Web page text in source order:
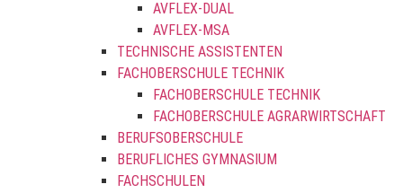
AVFLEX-DUAL
AVFLEX-MSA
TECHNISCHE ASSISTENTEN
FACHOBERSCHULE TECHNIK
FACHOBERSCHULE TECHNIK
FACHOBERSCHULE AGRARWIRTSCHAFT
BERUFSOBERSCHULE
BERUFLICHES GYMNASIUM
FACHSCHULEN